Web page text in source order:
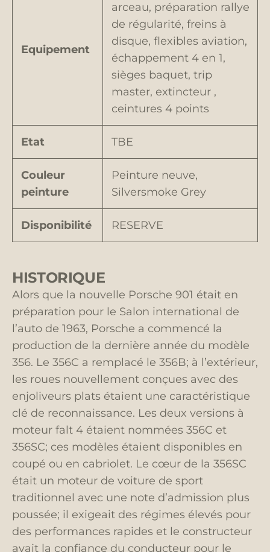
Equipement
arceau, préparation rallye
de régularité, freins à
disque, flexibles aviation,
échappement 4 en 1,
sièges baquet, trip
master, extincteur ,
ceintures 4 points
Etat TBE
Couleur
peinture
Peinture neuve,
Silversmoke Grey
Disponibilité RESERVE
HISTORIQUE
Alors que la nouvelle Porsche 901 était en
préparation pour le Salon international de
l’auto de 1963, Porsche a commencé la
production de la dernière année du modèle
356. Le 356C a remplacé le 356B; à l’extérieur,
les roues nouvellement conçues avec des
enjoliveurs plats étaient une caractéristique
clé de reconnaissance. Les deux versions à
moteur falt 4 étaient nommées 356C et
356SC; ces modèles étaient disponibles en
coupé ou en cabriolet. Le cœur de la 356SC
était un moteur de voiture de sport
traditionnel avec une note d’admission plus
poussée; il exigeait des régimes élevés pour
des performances rapides et le constructeur
avait la confiance du conducteur pour le